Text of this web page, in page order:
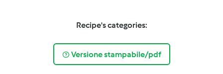
Recipe's categories:
Versione stampabile/pdf